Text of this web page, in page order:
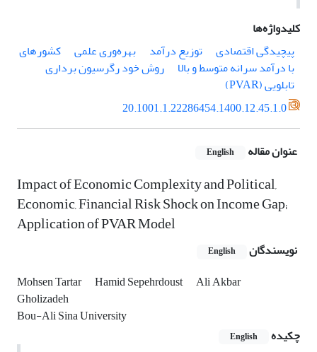
کلیدواژه‌ها
پیچیدگی اقتصادی
توزیع درآمد بهره‌وری علمی
کشورهای
با درآمد سرانه متوسط و بالا
روش خود رگرسیون برداری
تابلویی (PVAR)
20.1001.1.22286454.1400.12.45.1.0
عنوان مقاله English
Impact of Economic Complexity and Political,
Economic, Financial Risk Shock on Income Gap;
Application of PVAR Model
نویسندگان English
Mohsen Tartar Hamid Sepehrdoust Ali Akbar
Gholizadeh
Bou-Ali Sina University
چکیده
English